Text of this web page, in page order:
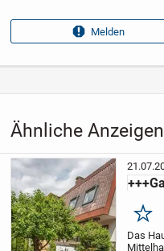
Ähnliche Anzeigen
Das
Anzeigen­kennung
Aufrufe dieser
8
Melden